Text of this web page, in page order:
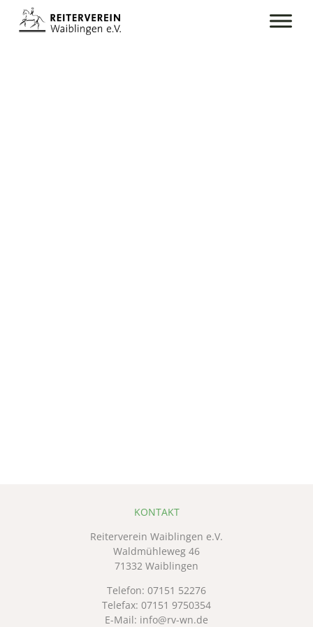
KONTAKT
Reiterverein Waiblingen e.V.
Waldmühleweg 46
71332 Waiblingen
Telefon: 07151 52276
Telefax: 07151 9750354
E-Mail: info@rv-wn.de